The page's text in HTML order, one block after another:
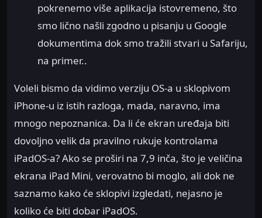
pokrenemo više aplikacija istovremeno, što
smo lično našli zgodno u pisanju u Google
dokumentima dok smo tražili stvari u Safariju,
na primer..
Voleli bismo da vidimo verziju OS-a u sklopivom
iPhone-u iz istih razloga, mada, naravno, ima
mnogo nepoznanica. Da li će ekran uređaja biti
dovoljno velik da pravilno rukuje kontrolama
iPadOS-a? Ako se proširi na 7,9 inča, što je veličina
ekrana iPad Mini, verovatno bi moglo, ali dok ne
saznamo kako će sklopivi izgledati, nejasno je
koliko će biti dobar iPadOS.